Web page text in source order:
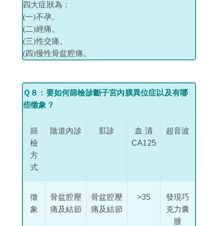
四大症狀為：
(一)不孕。
(二)經痛。
(三)性交痛。
(四)慢性骨盆腔痛。
Ｑ８ ：要如何篩檢診斷子宮內膜異位症以及有哪
些徵象？
篩
檢
方
式
陰道內診 肛診
血 清
CA125
超音波
徵
象
骨盆腔壓
痛及結節
骨盆腔壓
痛及結節
>35
發現巧
克力囊
腫